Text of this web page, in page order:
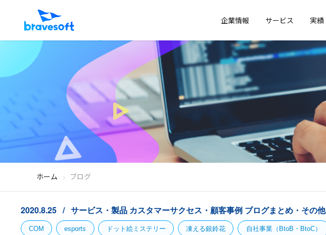
企業情報 サービス 実績
ホーム ブログ
2020.8.25 サービス・製品 カスタマーサクセス・顧客事例 ブログまとめ・その他
COM esports ドット絵ミステリー 凍える銀鈴花 自社事業（BtoB・BtoC）